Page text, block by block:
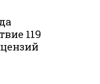
119